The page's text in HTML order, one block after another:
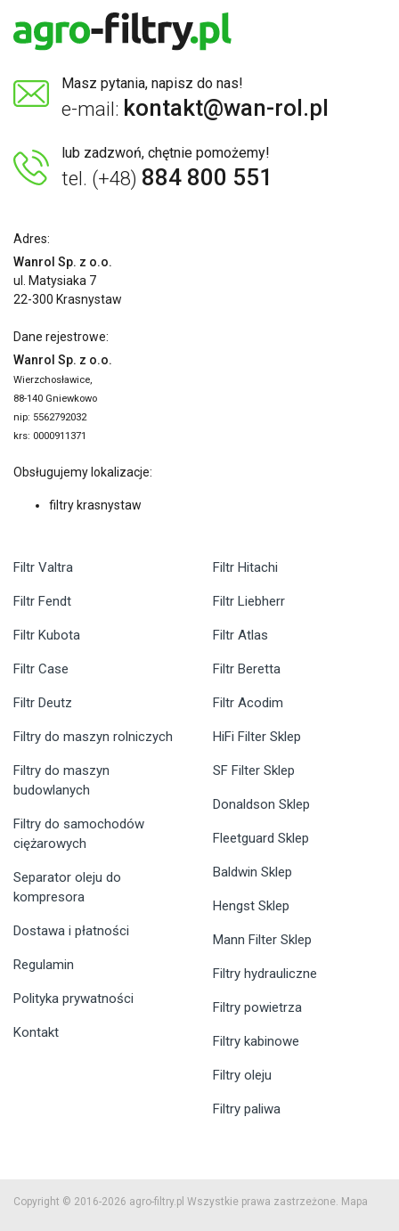
Masz pytania, napisz do nas!
e-mail: kontakt@wan-rol.pl
lub zadzwoń, chętnie pomożemy!
tel. (+48) 884 800 551
Adres:
Wanrol Sp. z o.o.
ul. Matysiaka 7
22-300 Krasnystaw
Dane rejestrowe:
Wanrol Sp. z o.o.
Wierzchosławice,
88-140 Gniewkowo
nip: 5562792032
krs: 0000911371
Obsługujemy lokalizacje:
filtry krasnystaw
Filtr Valtra
Filtr Fendt
Filtr Kubota
Filtr Case
Filtr Deutz
Filtr Hitachi
Filtr Liebherr
Filtr Atlas
Filtr Beretta
Filtr Acodim
Filtry do maszyn rolniczych
Filtry do maszyn
budowlanych
Filtry do samochodów
ciężarowych
Separator oleju do
kompresora
Dostawa i płatności
Regulamin
Polityka prywatności
Kontakt
HiFi Filter Sklep
SF Filter Sklep
Donaldson Sklep
Fleetguard Sklep
Baldwin Sklep
Hengst Sklep
Mann Filter Sklep
Filtry hydrauliczne
Filtry powietrza
Filtry kabinowe
Filtry oleju
Filtry paliwa
Copyright © 2016-2026 agro-filtry.pl Wszystkie prawa zastrzeżone. Mapa